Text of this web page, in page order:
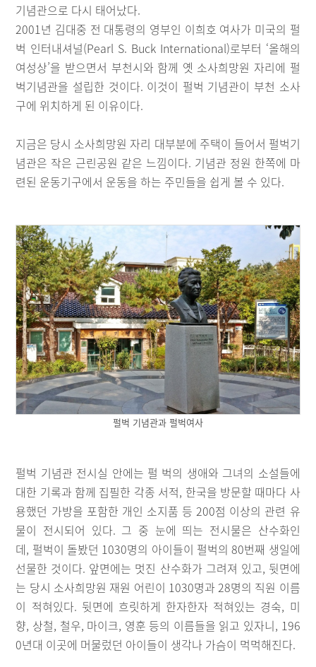
기념관으로 다시 태어났다.
2001년 김대중 전 대통령의 영부인 이희호 여사가 미국의 펄
벅 인터내셔널(Pearl S. Buck International)로부터 ‘올해의
여성상’을 받으면서 부천시와 함께 옛 소사희망원 자리에 펄
벅기념관을 설립한 것이다. 이것이 펄벅 기념관이 부천 소사
구에 위치하게 된 이유이다.
지금은 당시 소사희망원 자리 대부분에 주택이 들어서 펄벅기
념관은 작은 근린공원 같은 느낌이다. 기념관 정원 한쪽에 마
련된 운동기구에서 운동을 하는 주민들을 쉽게 볼 수 있다.
펄벅 기념관과 펄벅여사
펄벅 기념관 전시실 안에는 펄 벅의 생애와 그녀의 소설들에
대한 기록과 함께 집필한 각종 서적, 한국을 방문할 때마다 사
용했던 가방을 포함한 개인 소지품 등 200점 이상의 관련 유
물이 전시되어 있다. 그 중 눈에 띄는 전시물은 산수화인
데, 펄벅이 돌봤던 1030명의 아이들이 펄벅의 80번째 생일에
선물한 것이다. 앞면에는 멋진 산수화가 그려져 있고, 뒷면에
는 당시 소사희망원 재원 어린이 1030명과 28명의 직원 이름
이 적혀있다. 뒷면에 흐릿하게 한자한자 적혀있는 경숙, 미
향, 상철, 철우, 마이크, 영훈 등의 이름들을 읽고 있자니, 196
0년대 이곳에 머물렀던 아이들이 생각나 가슴이 먹먹해진다.